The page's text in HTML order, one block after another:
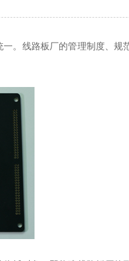
。线路板厂的管理制度、